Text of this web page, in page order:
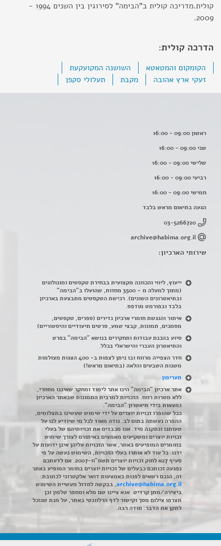
קולית.מדריכה קולית ב"הבימה" לסירוגין בין השנים 1994 -
2009.
הדרכה קולית:
הקומקום והמטאטא
השושנה המקועקעת
זעקי ארץ אהובה
מקבת תעלולי סקפן
ראשון 09:00 - 16:00
שני 09:00 - 16:00
שלישי 09:00 - 16:00
רביעי 09:00 - 16:00
חמישי 09:00 - 16:00
הגעה בתיאום מראש בלבד
03-5266720
archive@habima.org.il
שירותי הארכיון:
ייעוץ, ליווי והכוונה מקצועית בבחירת טקסטים ומונולוגים
(מתוך למעלה מ – 3500 מחזות, שהועלו ב"הבימה"
ובתיאטרונים השונים). רכישת הטקסטים מתבצעת בארכיון
בלבד ובפורמט מודפס.
איתור והנגשת חומרי ארכיון נדירים (ספרים, טקסטים,
מסמכים, תמונות, קבצי שמע, סרטים תיעודיים והיסטוריים)
סיוע בהכנת עבודות ותחקירים בנושא "הבימה" בפרט
והתיאטרון העברי והישראלי בכלל.
חדר הצפייה מרווח ובו ניתן לצפות ב- 400 הצגות מצולמות
משנות השבעים והלאה (בתיאום מראש!)
תעריפון
אתר ארכיון "הבימה" הינו אתר לימוד ומחקר שאיננו מסחרי,
ללא מטרות רווח. הזכויות למרבית התמונות שבאתר הארכיון
נמצאות בידי תיאטרון "הבימה".
ככל שהופרו זכויות יוצרים על ידי שימוש שעשינו בתצלומים,
ההפרה נעשתה בתום לב. נודה מאוד לכל מי שיודיע לנו על
טעותנו ונתקנה מיד. אנו מכבדים את זכויותיהם של בעלי
זכויות יוצרים ומשקיעים מאמצים באיתורם לצורך שימוש
בחומרים המופיעים באתר, אשר הזכויות עליהן אינן ידועות על
ידנו. כל עוד לא אותרו בעלי הזכויות, השימוש נעשה על פי
סעיף 27א לחוק זכויות יוצרים תשס"ח-2007. אם לדעתכם
נפגעה זכותכם כבעלים של זכויות יוצרים בחומר המופיע באתר
זה, הנכם רשאים לפנות באמצעות דואר אלקטרוני לכתובת:
archive@habima.org.il, בבקשה לחדול מעשיית השימוש
ביצירה/מתן קרדיט. אנא ציינו שם מלא ומספר טלפון וכן
תצרפו צילום מסך וקישור לדף הרלוונטי באתר, על מנת שנוכל
לתקן את הדבר. תודה רבה.